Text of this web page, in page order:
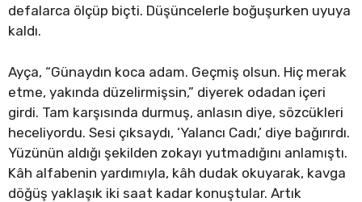
defalarca ölçüp biçti. Düşüncelerle boğuşurken uyuya
kaldı.
Ayça, “Günaydın koca adam. Geçmiş olsun. Hiç merak
etme, yakında düzelirmişsin,” diyerek odadan içeri
girdi. Tam karşısında durmuş, anlasın diye, sözcükleri
heceliyordu. Sesi çıksaydı, ‘Yalancı Cadı,’ diye bağırırdı.
Yüzünün aldığı şekilden zokayı yutmadığını anlamıştı.
Kâh alfabenin yardımıyla, kâh dudak okuyarak, kavga
döğüş yaklaşık iki saat kadar konuştular. Artık